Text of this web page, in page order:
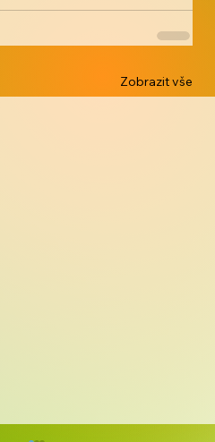
Zobrazit vše